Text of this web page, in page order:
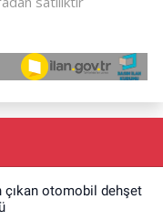
otomobil dehşet